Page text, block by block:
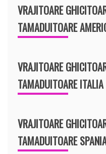
VRAJITOARE
TAMADUITOARE
VRAJITOARE
TAMADUITOARE ITALIA
VRAJITOARE
TAMADUITOARE